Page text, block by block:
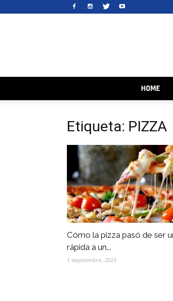
HOME
Etiqueta: PIZZA
Cómo la pizza pasó de ser
rápida a un...
1 septiembre, 2023